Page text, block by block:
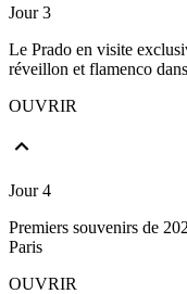
Jour 3
Le Prado en visite
réveillon et flamenco
OUVRIR
Jour 4
Premiers souvenirs de
Paris
OUVRIR